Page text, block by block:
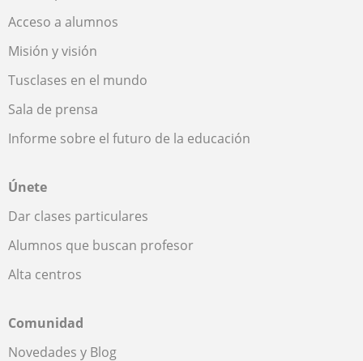
Acceso a alumnos
Misión y visión
Tusclases en el mundo
Sala de prensa
Informe sobre el futuro de la educación
Únete
Dar clases particulares
Alumnos que buscan profesor
Alta centros
Comunidad
Novedades y Blog